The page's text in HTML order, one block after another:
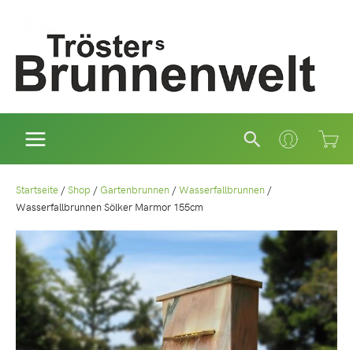
Suchen
Startseite /Shop /Gartenbrunnen /Wasserfallbrunnen /
Wasserfallbrunnen Sölker Marmor 155cm